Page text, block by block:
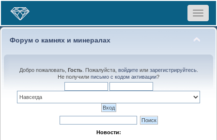
Toggle
Форум о камнях и минералах
Добро пожаловать, Гость. Пожалуйста, войдитеили зарегистрируйтесь.
Не получили письмо с кодом активации?
Новости: